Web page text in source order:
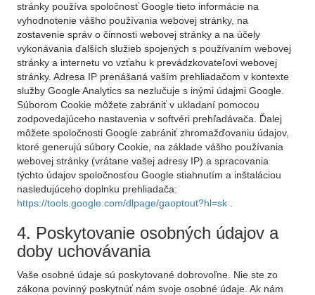
stránky používa spoločnosť Google tieto informácie na
vyhodnotenie vášho používania webovej stránky, na
zostavenie správ o činnosti webovej stránky a na účely
vykonávania ďalších služieb spojených s používaním webovej
stránky a internetu vo vzťahu k prevádzkovateľovi webovej
stránky. Adresa IP prenášaná vaším prehliadačom v kontexte
služby Google Analytics sa nezlučuje s inými údajmi Google.
Súborom Cookie môžete zabrániť v ukladaní pomocou
zodpovedajúceho nastavenia v softvéri prehľadávača. Ďalej
môžete spoločnosti Google zabrániť zhromažďovaniu údajov,
ktoré generujú súbory Cookie, na základe vášho používania
webovej stránky (vrátane vašej adresy IP) a spracovania
týchto údajov spoločnosťou Google stiahnutím a inštaláciou
nasledujúceho doplnku prehliadača:
https://tools.google.com/dlpage/gaoptout?hl=sk
4. Poskytovanie osobných údajov a
doby uchovávania
Vaše osobné údaje sú poskytované dobrovoľne. Nie ste zo
zákona povinný poskytnúť nám svoje osobné údaje. Ak nám